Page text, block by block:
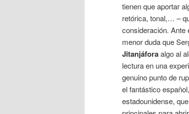
tienen que aportar
retórica, tonal,… –
consideración. Ante
menor duda que
Jitanjáforaalgo al
lectura en una
genuino punto de
el fantástico
estadounidense,